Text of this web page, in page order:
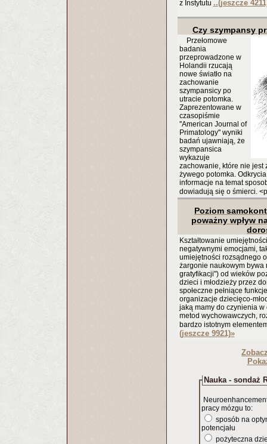
z Instytutu ..(jeszcze
Czy szympansy
Przełomowe
badania
przeprowadzone w
Holandii rzucają
nowe światło na
zachowanie
szympansicy po
utracie potomka.
Zaprezentowane w
czasopiśmie
''American Journal of
Primatology'' wyniki
badań ujawniają, że
szympansica
wykazuje
zachowanie, które nie jest
żywego potomka.
informacje na temat
dowiadują się o śmierci.
Poziom
poważny wpływ
Kształtowanie
negatywnymi emocjami,
umiejętności rozsądnego
żargonie naukowym
gratyfikacji") od wieków
dzieci i młodzieży przez
społeczne pełniące
organizacje dziecięco-
jaką mamy do czynienia
metod wychowawczych,
bardzo istotnym
(jeszcze 9921)»
Nauka - sondaż
pracy mózgu to:
sposób na
potencjału
pożyteczna